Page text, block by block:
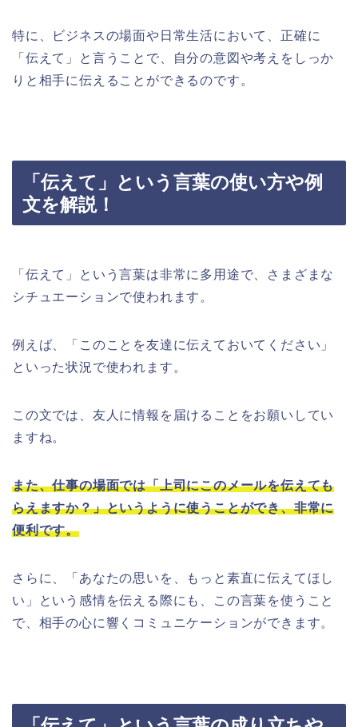
特に、ビジネスの場面や日常生活において、正確に
「伝えて」と言うことで、自分の意図や考えをしっか
りと相手に伝えることができるのです。
「伝えて」という言葉の使い方や例
文を解説！
「伝えて」という言葉は非常に多用途で、さまざまな
シチュエーションで使われます。
例えば、「このことを友達に伝えておいてください」
といった状況で使われます。
この文では、友人に情報を届けることをお願いしてい
ますね。
また、仕事の場面では「上司にこのメールを伝えても
らえますか？」というように使うことができ、非常に
便利です。
さらに、「あなたの思いを、もっと素直に伝えてほし
い」という感情を伝える際にも、この言葉を使うこと
で、相手の心に響くコミュニケーションができます。